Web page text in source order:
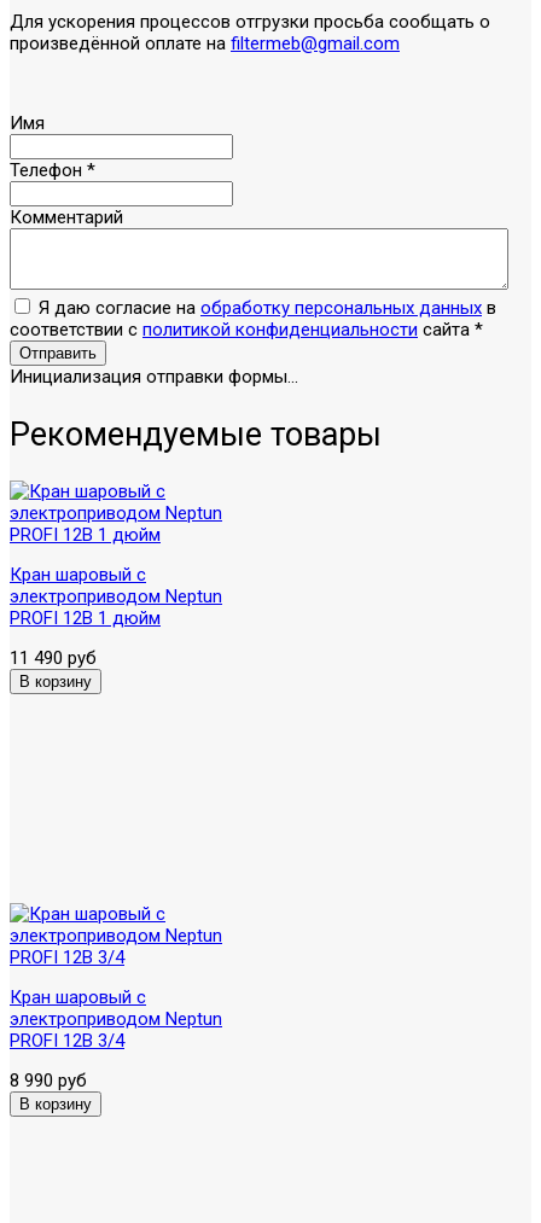
Для ускорения процессов отгрузки просьба сообщать о
произведённой оплате на filtermeb@gmail.com
Имя
Телефон *
Комментарий
Я даю согласие на обработку персональных данных в
соответствии с политикой конфиденциальности сайта *
Отправить
Инициализация отправки формы...
Рекомендуемые товары
Кран шаровый с
электроприводом Neptun
PROFI 12В 1 дюйм
11 490 руб
Кран шаровый с
электроприводом Neptun
PROFI 12В 3/4
8 990 руб